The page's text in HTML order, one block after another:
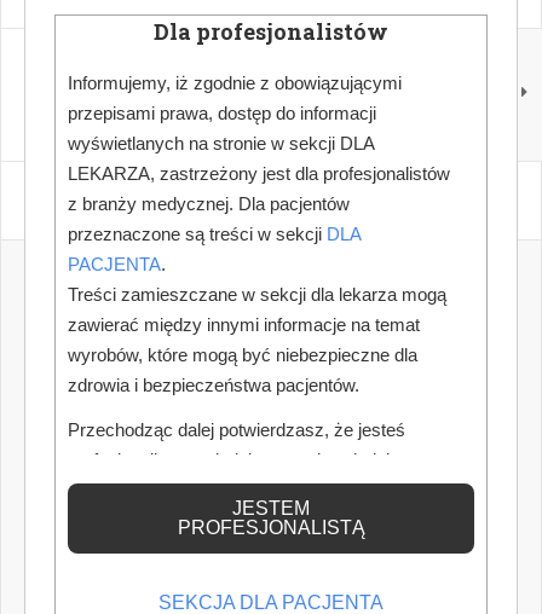
DENTAL TALK. UNIT 14
– Frenotomy. Podcięcie
pędzidełka
Dla profesjonalistów
Informujemy, iż zgodnie z obowiązującymi
przepisami prawa, dostęp do informacji
wyświetlanych na stronie w sekcji DLA
LEKARZA, zastrzeżony jest dla profesjonalistów
z branży medycznej. Dla pacjentów
przeznaczone są treści w sekcji DLA
PACJENTA.
Treści zamieszczane w sekcji dla lekarza mogą
zawierać między innymi informacje na temat
wyrobów, które mogą być niebezpieczne dla
zdrowia i bezpieczeństwa pacjentów.
Przechodząc dalej potwierdzasz, że jesteś
profesjonalistą posiadającym odpowiednią
wiedzę medyczną.
JESTEM
PROFESJONALISTĄ
SEKCJA DLA PACJENTA